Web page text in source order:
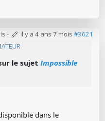
- il y a 4 ans 7 mois #3621
le sujet Impossible
dans le